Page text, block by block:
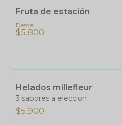
Fruta de estación
Desde:
$5.800
Helados millefleur
3 sabores a eleccion
$5.900